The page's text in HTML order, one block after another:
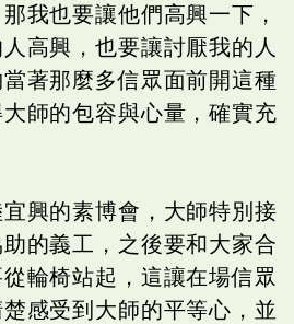
我也要讓他們高興一下，
高興，也要讓討厭我的人
著那麼多信眾面前開這種
師的包容與心量，確實充
興的素博會，大師特別接
的義工，之後要和大家合
輪椅站起，這讓在場信眾
感受到大師的平等心，並